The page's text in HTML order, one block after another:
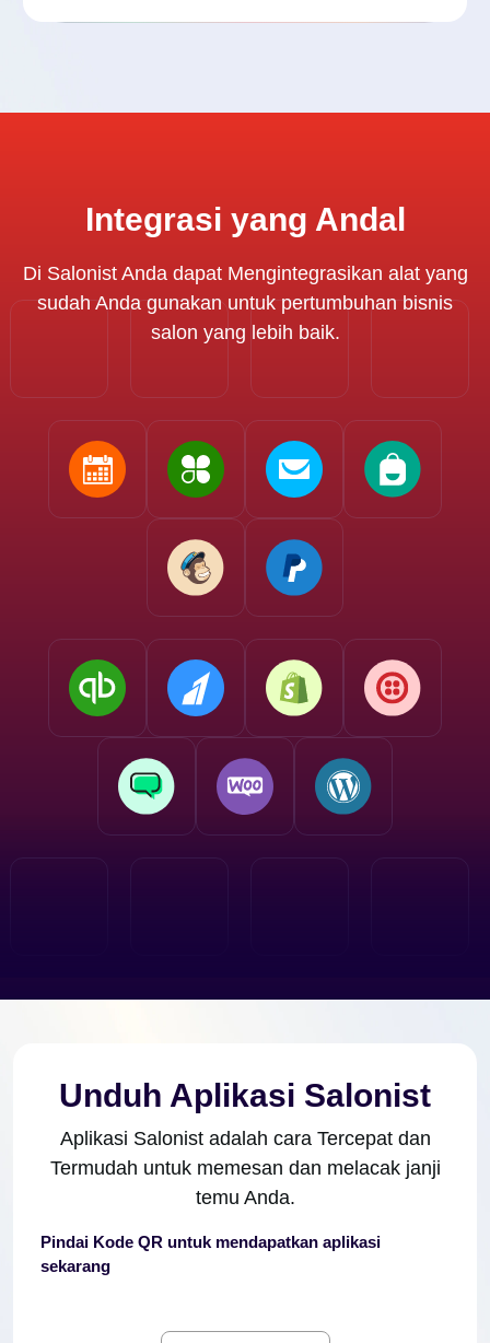
Download E-Book
Integrasi yang Andal
Di Salonist Anda dapat Mengintegrasikan alat yang
sudah Anda gunakan untuk pertumbuhan bisnis
salon yang lebih baik.
Unduh Aplikasi Salonist
Aplikasi Salonist adalah cara Tercepat dan
Termudah untuk memesan dan melacak janji
temu Anda.
Pindai Kode QR untuk mendapatkan aplikasi
sekarang